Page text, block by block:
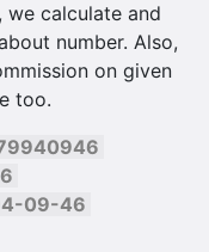
calculate and
number. Also,
on given
too.
09-46